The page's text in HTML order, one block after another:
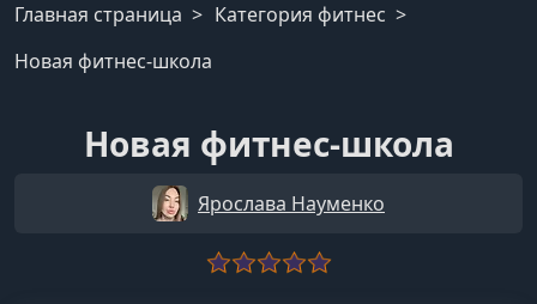
Главная страница
Категория фитнес
Новая фитнес-школа
Новая фитнес-школа
Ярослава Науменко